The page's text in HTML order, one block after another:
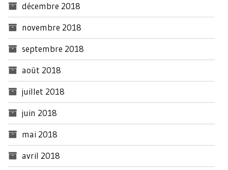
décembre 2018
novembre 2018
septembre 2018
août 2018
juillet 2018
juin 2018
mai 2018
avril 2018